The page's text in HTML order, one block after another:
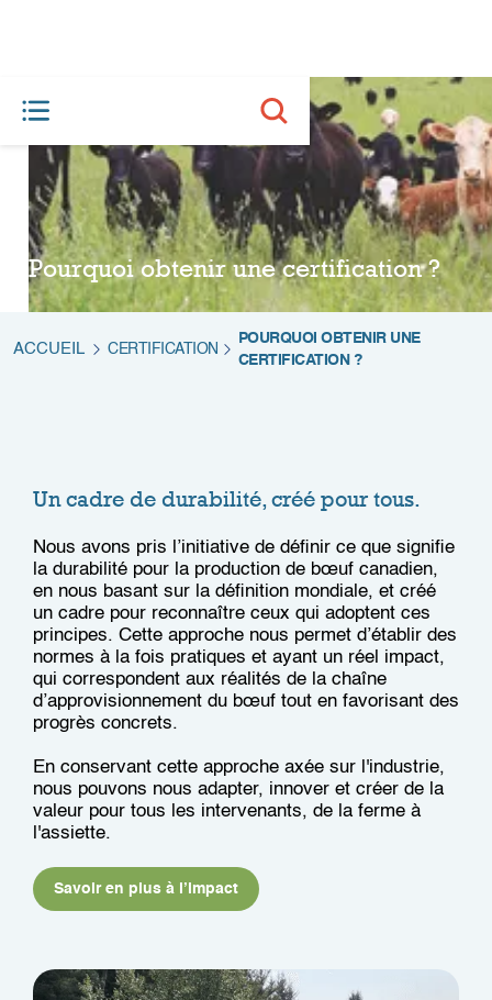
Pourquoi obtenir une certification ?
ACCUEIL CERTIFICATION
POURQUOI OBTENIR UNE
CERTIFICATION ?
Un cadre de durabilité, créé pour tous.
Nous avons pris l’initiative de définir ce que signifie
la durabilité pour la production de bœuf canadien,
en nous basant sur la définition mondiale, et créé
un cadre pour reconnaître ceux qui adoptent ces
principes. Cette approche nous permet d’établir des
normes à la fois pratiques et ayant un réel impact,
qui correspondent aux réalités de la chaîne
d’approvisionnement du bœuf tout en favorisant des
progrès concrets.
En conservant cette approche axée sur l'industrie,
nous pouvons nous adapter, innover et créer de la
valeur pour tous les intervenants, de la ferme à
l'assiette.
Savoir en plus à l’impact